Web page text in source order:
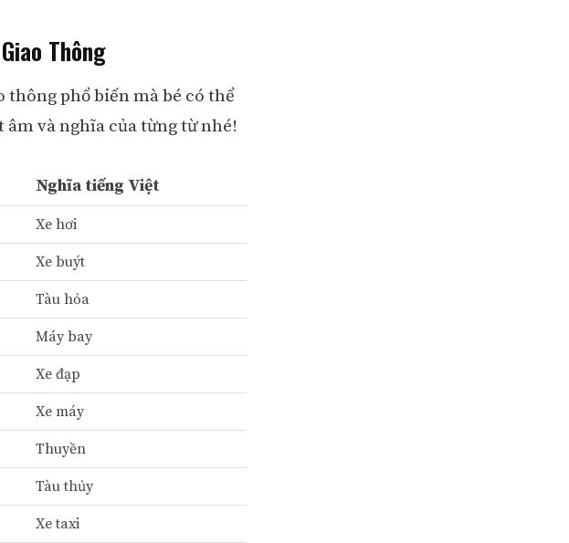
Thông
thông phổ biến mà bé có thể
âm và nghĩa của từng từ nhé!
Nghĩa tiếng Việt
Xe hơi
Xe buýt
Tàu hỏa
Máy bay
Xe đạp
Xe máy
Thuyền
Tàu thủy
Xe taxi